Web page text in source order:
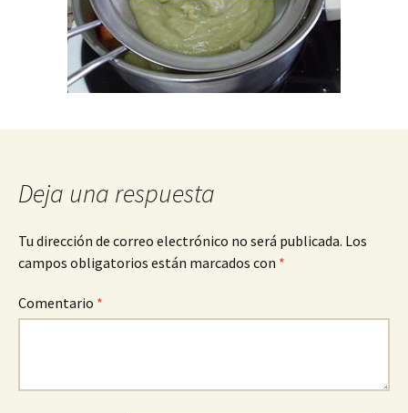
Deja una respuesta
Tu dirección de correo electrónico no será publicada. Los
campos obligatorios están marcados con *
Comentario *